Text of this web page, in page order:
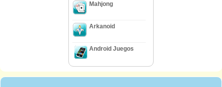
Mahjong
Arkanoid
Android Juegos